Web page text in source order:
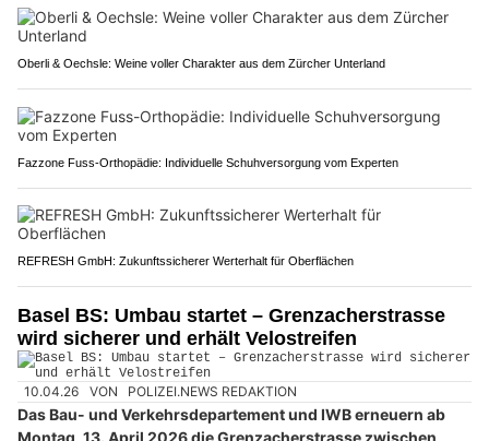
Oberli & Oechsle: Weine voller Charakter aus dem Zürcher Unterland
Fazzone Fuss-Orthopädie: Individuelle Schuhversorgung vom Experten
REFRESH GmbH: Zukunftssicherer Werterhalt für Oberflächen
Basel BS: Umbau startet – Grenzacherstrasse
wird sicherer und erhält Velostreifen
10.04.26 VON POLIZEI.NEWS REDAKTION
Das Bau- und Verkehrsdepartement und IWB erneuern ab